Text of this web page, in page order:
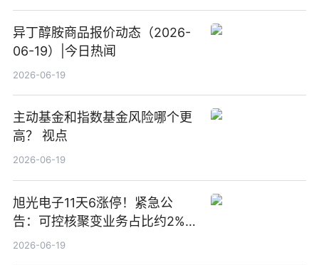
异丁醇胺商品报价动态（2026-
06-19）|今日热闻
2026-06-19
主动基金和指数基金风险哪个更
高？ 视点
2026-06-19
旭光电子11天6涨停！紧急公
告：可控核聚变业务占比约2%！
前沿热点
2026-06-19